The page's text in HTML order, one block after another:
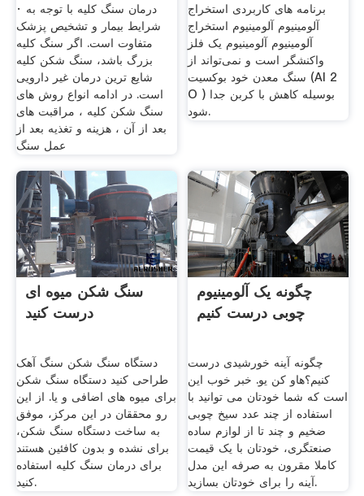
· درمان سنگ کلیه با توجه به
شرایط بیمار و تشخیص پزشک
متفاوت است. اگر سنگ کلیه
بزرگ باشد، سنگ شکن کلیه
شایع ترین درمان غیر دارویی
است. در ادامه انواع روش های
سنگ شکن کلیه ، مراقبت های
بعد از آن ، هزینه و تغذیه بعد از
عمل سنگ
برنامه های کاربردی استخراج
آلومینیوم آلومینیوم استخراج
آلومینیوم آلومینیوم یک فلز
واکنشگر است و نمی‌تواند از
سنگ معدن خود بوکسیت (Al 2
O ) بوسیله کاهش با کربن جدا
شود.
سنگ شکن میوه ای
درست کنید
دستگاه سنگ شکن سنگ آهک
طراحی کنید دستگاه سنگ شکن
برای میوه های اضافی و یا. از این
رو محققان در این مرکز، موفق
به ساخت دستگاه سنگ شکن،
برای نشده و بدون کافئین هستند
برای درمان سنگ کلیه استفاده
کنید.
چگونه یک آلومینیوم
چوبی درست کنیم
چگونه آینه خورشیدی درست
کنیم؟هاو کن یو. خبر خوب این
است که شما خودتان می توانید با
استفاده از چند عدد سیخ چوبی
ضخیم و چند تا از لوازم ساده
صنعتگری، خودتان با یک قیمت
کاملا مقرون به صرفه این مدل
آینه را برای خودتان بسازید.